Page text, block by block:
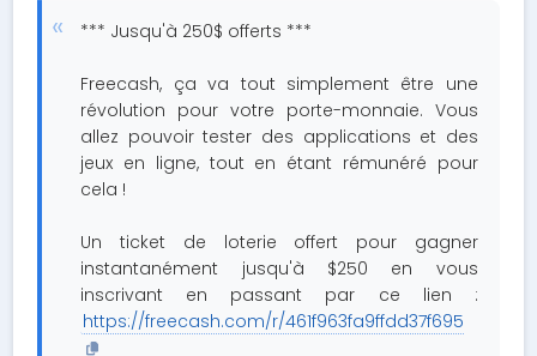
*** Jusqu'à 250$ offerts ***
Freecash, ça va tout simplement être une
révolution pour votre porte-monnaie. Vous
allez pouvoir tester des applications et des
jeux en ligne, tout en étant rémunéré pour
cela !
Un ticket de loterie offert pour gagner
instantanément jusqu'à $250 en vous
inscrivant en passant par ce lien :
https://freecash.com/r/461f963fa9ffdd37f695